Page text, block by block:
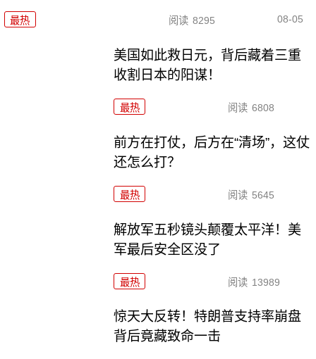
最热 阅读 8295 08-05
美国如此救日元，背后藏着三重
收割日本的阳谋！
最热 阅读 6808
前方在打仗，后方在“清场”，这仗
还怎么打？
最热 阅读 5645
解放军五秒镜头颠覆太平洋！美
军最后安全区没了
最热 阅读 13989
惊天大反转！特朗普支持率崩盘
背后竟藏致命一击